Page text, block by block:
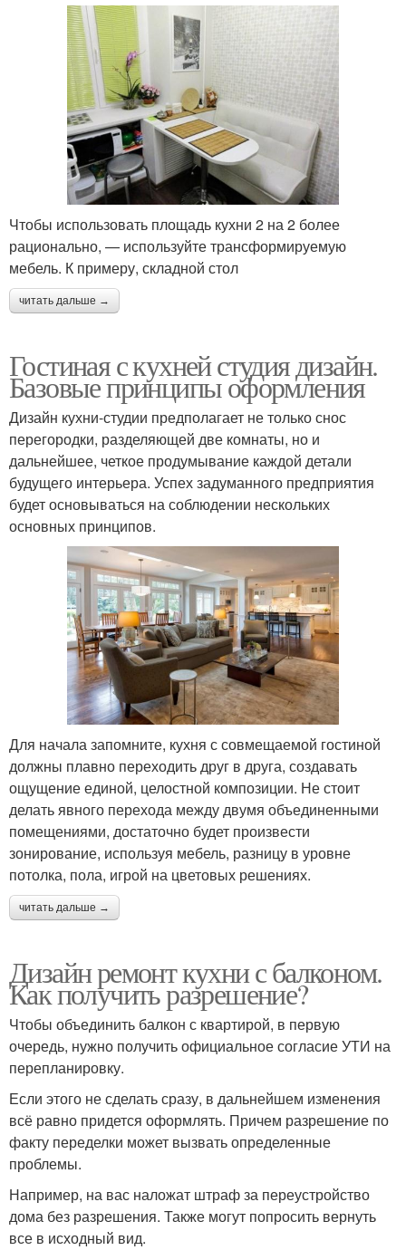
Чтобы использовать площадь кухни 2 на 2 более
рационально, — используйте трансформируемую
мебель. К примеру, складной стол
читать дальше →
Гостиная с кухней студия дизайн.
Базовые принципы оформления
Дизайн кухни-студии предполагает не только снос
перегородки, разделяющей две комнаты, но и
дальнейшее, четкое продумывание каждой детали
будущего интерьера. Успех задуманного предприятия
будет основываться на соблюдении нескольких
основных принципов.
Для начала запомните, кухня с совмещаемой гостиной
должны плавно переходить друг в друга, создавать
ощущение единой, целостной композиции. Не стоит
делать явного перехода между двумя объединенными
помещениями, достаточно будет произвести
зонирование, используя мебель, разницу в уровне
потолка, пола, игрой на цветовых решениях.
читать дальше →
Дизайн ремонт кухни с балконом.
Как получить разрешение?
Чтобы объединить балкон с квартирой, в первую
очередь, нужно получить официальное согласие УТИ на
перепланировку.
Если этого не сделать сразу, в дальнейшем изменения
всё равно придется оформлять. Причем разрешение по
факту переделки может вызвать определенные
проблемы.
Например, на вас наложат штраф за переустройство
дома без разрешения. Также могут попросить вернуть
все в исходный вид.